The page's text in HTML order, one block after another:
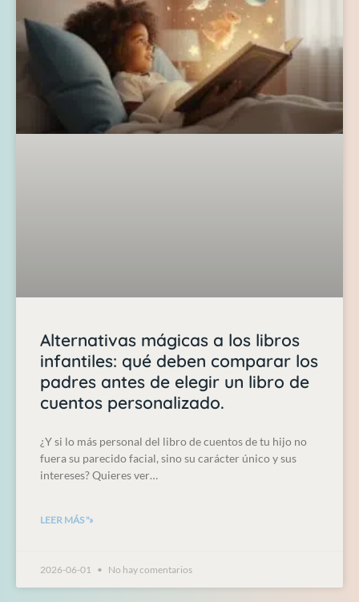
Alternativas mágicas a los libros
infantiles: qué deben comparar los
padres antes de elegir un libro de
cuentos personalizado.
¿Y si lo más personal del libro de cuentos de tu hijo no
fuera su parecido facial, sino su carácter único y sus
intereses? Quieres ver…
LEER MÁS "»
2026-06-01 No hay comentarios